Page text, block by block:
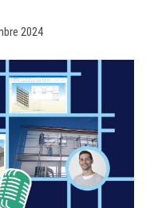
2024